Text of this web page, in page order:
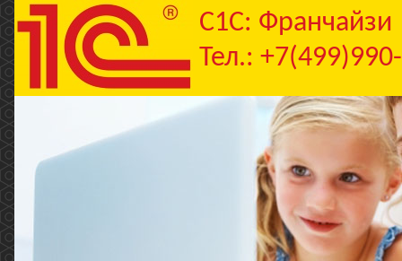
C1С: Франчайзи
Тел.: